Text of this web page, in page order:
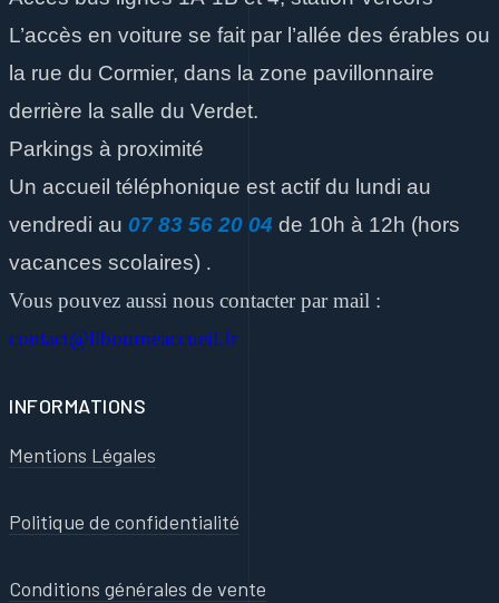
L’accès en voiture se fait par l’allée des érables ou
la rue du Cormier, dans la zone pavillonnaire
derrière la salle du Verdet.
Parkings à proximité
Un accueil téléphonique est actif du lundi au
vendredi au 07 83 56 20 04 de 10h à 12h (hors
vacances scolaires) .
Vous pouvez aussi nous contacter par mail :
contact@libourneaccueil.fr
INFORMATIONS
Mentions Légales
Politique de confidentialité
Conditions générales de vente